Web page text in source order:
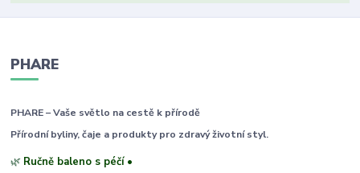
PHARE
PHARE – Vaše světlo na cestě k přírodě
Přírodní byliny, čaje a produkty pro zdravý životní styl.
🌿 Ručně baleno s péčí •